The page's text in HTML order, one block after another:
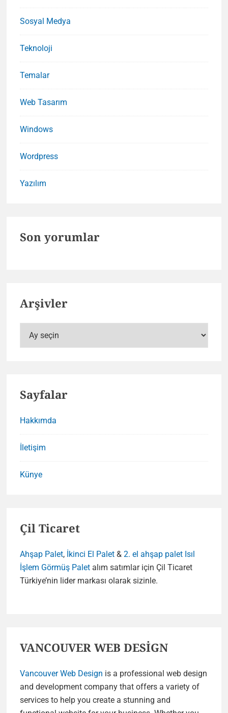
Sosyal Medya
Teknoloji
Temalar
Web Tasarım
Windows
Wordpress
Yazılım
Son yorumlar
Arşivler
Sayfalar
Hakkımda
İletişim
Künye
Çil Ticaret
Ahşap Palet, İkinci El Palet & 2. el ahşap palet Isıl
İşlem Görmüş Palet alım satımlar için Çil Ticaret
Türkiye’nin lider markası olarak sizinle.
VANCOUVER WEB DESİGN
Vancouver Web Design is a professional web design
and development company that offers a variety of
services to help you create a stunning and